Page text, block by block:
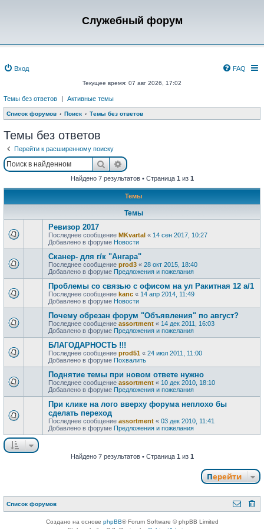
Служебный форум
Вход FAQ
Текущее время: 07 авг 2026, 17:02
Темы без ответов | Активные темы
Список форумов Поиск Темы без ответов
Темы без ответов
Перейти к расширенному поиску
ПоискРасширенный поиск
Найдено 7 результатов • Страница 1 из 1
Темы
Темы
Ревизор 2017
Последнее сообщение MKvartal « 14 сен 2017, 10:27
Добавлено в форуме Новости
Сканер- для г/к "Ангара"
Последнее сообщение prod3 « 28 окт 2015, 18:40
Добавлено в форуме Предложения и пожелания
Проблемы со связью с офисом на ул Ракитная 12 а/1
Последнее сообщение kanc « 14 апр 2014, 11:49
Добавлено в форуме Новости
Почему обрезан форум "Объявления" по август?
Последнее сообщение assortment « 14 дек 2011, 16:03
Добавлено в форуме Предложения и пожелания
БЛАГОДАРНОСТЬ !!!
Последнее сообщение prod51 « 24 июл 2011, 11:00
Добавлено в форуме Похвалить
Поднятие темы при новом ответе нужно
Последнее сообщение assortment « 10 дек 2010, 18:10
Добавлено в форуме Предложения и пожелания
При клике на лого вверху форума неплохо бы
сделать переход
Последнее сообщение assortment « 03 дек 2010, 11:41
Добавлено в форуме Предложения и пожелания
Найдено 7 результатов • Страница 1 из 1
Перейти
Список форумов
Создано на основе phpBB® Forum Software © phpBB Limited